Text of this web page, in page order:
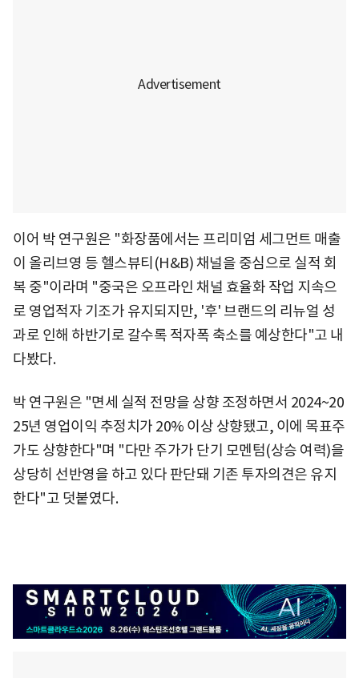
이어 박 연구원은 "화장품에서는 프리미엄 세그먼트 매출
이 올리브영 등 헬스뷰티(H&B) 채널을 중심으로 실적 회
복 중"이라며 "중국은 오프라인 채널 효율화 작업 지속으
로 영업적자 기조가 유지되지만, '후' 브랜드의 리뉴얼 성
과로 인해 하반기로 갈수록 적자폭 축소를 예상한다"고 내
다봤다.
박 연구원은 "면세 실적 전망을 상향 조정하면서 2024~20
25년 영업이익 추정치가 20% 이상 상향됐고, 이에 목표주
가도 상향한다"며 "다만 주가가 단기 모멘텀(상승 여력)을
상당히 선반영을 하고 있다 판단돼 기존 투자의견은 유지
한다"고 덧붙였다.